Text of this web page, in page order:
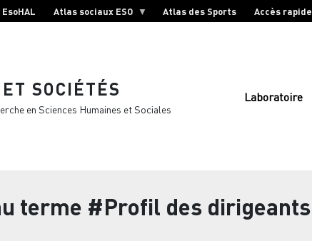
EsoHAL Atlas sociaux ESO Atlas des Sports Accès rapide
SOCIÉTÉS
en Sciences Humaines et Sociales
Laboratoire
terme #Profil des dirigeants